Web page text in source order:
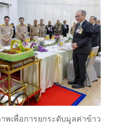
เพื่อการยกระดับมูลค่าข้าว